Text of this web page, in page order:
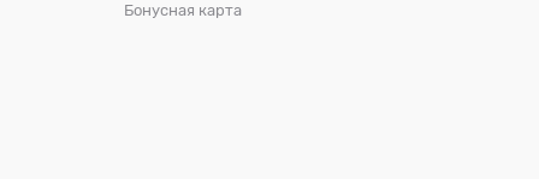
Бонусная карта